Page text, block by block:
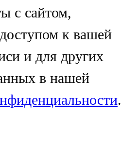
с сайтом,
к вашей
и для других
в нашей
.